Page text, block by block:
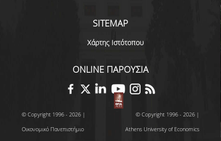
ΜΑΘΗΜΑΤΑ ΕΛΕΥΘΕΡΗΣ ΕΠΙΛΟΓΗΣ ΑΠΟ
ΑΛΛΑ ΤΜΗΜΑΤΑ
ΒΡΑΒΕΙΑ ΕΡΓΑΣΙΩΝ
ΠΡΑΚΤΙΚΗ ΑΣΚΗΣΗ ΚΑΙ ΠΤΥΧΙΑΚΗ ΕΡΓΑΣΙΑ
SITEMAP
Χάρτης Ιστότοπου
ONLINE ΠΑΡΟΥΣΙΑ
© Copyright 1996 - 2026 |
Οικονομικό Πανεπιστήμιο
© Copyright 1996 - 2026 |
Athens University of Economics